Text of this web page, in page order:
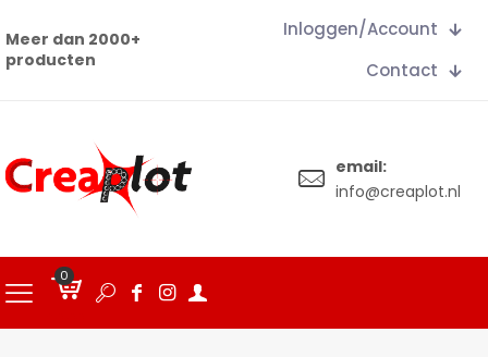
Meer dan 2000+
producten
Inloggen/Account
Contact
email:
info@creaplot.nl
0